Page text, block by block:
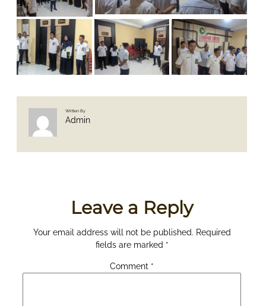
Written By
Admin
Leave a Reply
Your email address will not be published. Required
fields are marked *
Comment *